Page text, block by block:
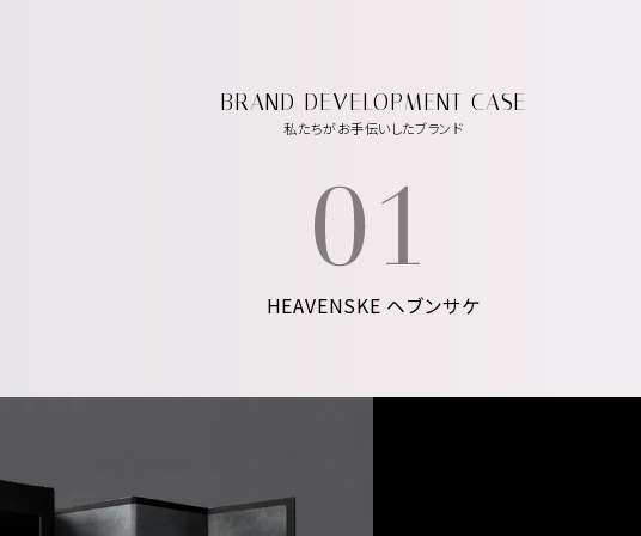
BRAND DEVELOPMENT CASE
私たちがお手伝いしたブランド
HEAVENSKE ヘブンサケ